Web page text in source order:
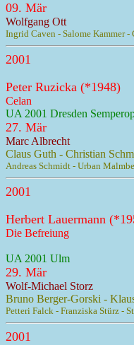
09. Mär
Wolfgang Ott
Ingrid Caven - Salome Kammer
2001
Peter Ruzicka (*1948)
Celan
UA 2001 Dresden
27. Mär
Marc Albrecht
Claus Guth - Christian
Andreas Schmidt - Urban
2001
Herbert Lauermann
Die Befreiung
UA 2001 Ulm
29. Mär
Wolf-Michael Storz
Bruno Berger-Gorski -
Petteri Falck - Franziska Stürz -
2001